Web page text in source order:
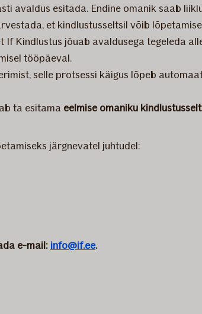
avaldus esitada. Endine omanik saab
et kindlustusseltsil võib
Kindlustus jõuab avaldusega tegeleda
tööpäeval.
selle protsessi käigus lõpeb
ta esitama eelmise omaniku
järgnevatel juhtudel:
e-mail: info@if.ee.